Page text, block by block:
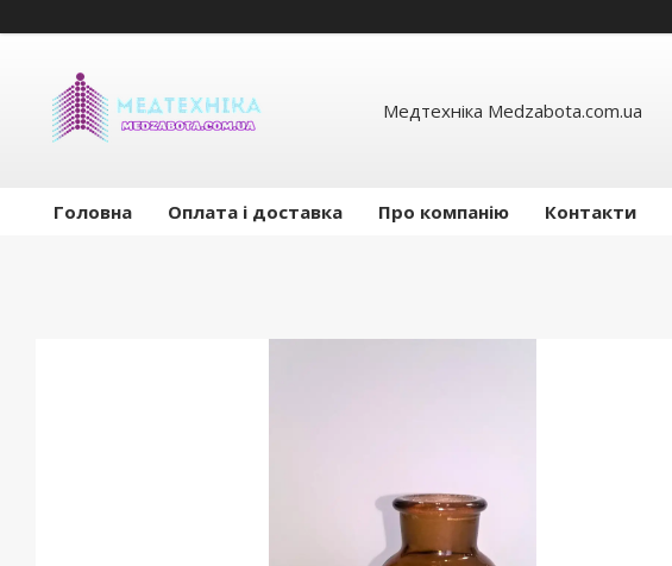
Медтехніка Medzabota.com.ua
Головна Оплата і доставка Про компанію Контакти